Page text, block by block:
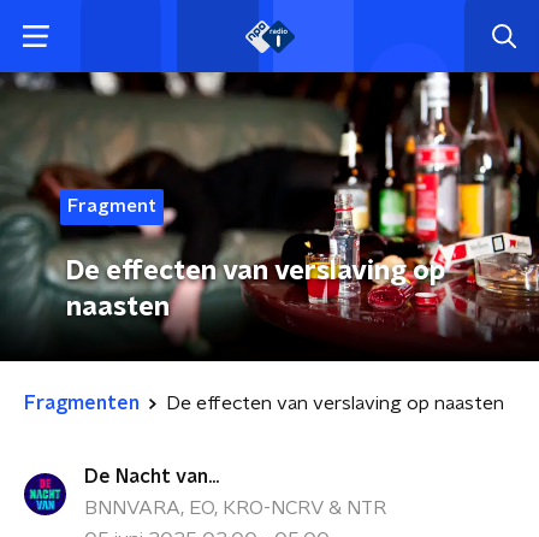
Fragment
De effecten van verslaving op
naasten
Fragmenten De effecten van verslaving op naasten
De Nacht van...
BNNVARA, EO, KRO-NCRV & NTR